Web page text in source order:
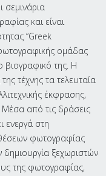
σεμινάρια
και είναι
“Greek
ομάδας
βιογραφικό της. Η
τέχνης τα τελευταία
έκφρασης,
Μέσα από τις δράσεις
ενεργά στη
φωτογραφίας
ξεχωριστών
της φωτογραφίας,